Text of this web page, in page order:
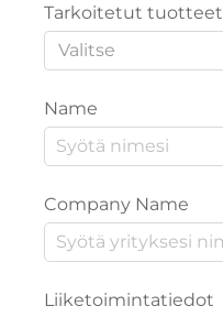
Tarkoitetut tuotteet
Valitse
Name
Company Name
Liiketoimintatiedot